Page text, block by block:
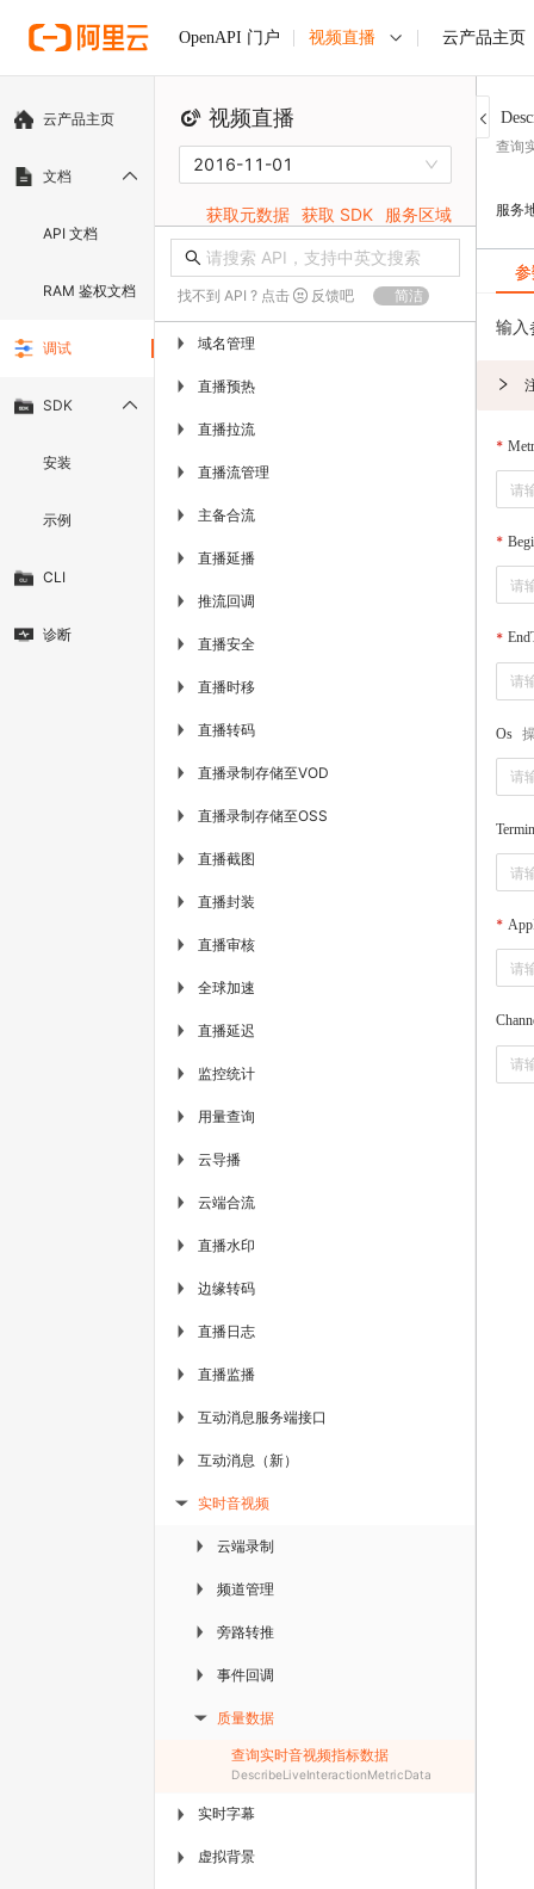
OpenAPI 门户 视频直播 云产品主页
云产品主页
文档
API 文档
RAM 鉴权文档
调试
SDK
安装
示例
CLI
诊断
视频直播
2016-11-01
获取元数据 获取 SDK 服务区域
找不到 API ? 点击 反馈吧 简洁
▶ 域名管理
▶ 直播预热
▶ 直播拉流
▶ 直播流管理
▶ 主备合流
▶ 直播延播
▶ 推流回调
▶ 直播安全
▶ 直播时移
▶ 直播转码
▶ 直播录制存储至VOD
▶ 直播录制存储至OSS
▶ 直播截图
▶ 直播封装
▶ 直播审核
▶ 全球加速
▶ 直播延迟
▶ 监控统计
▶ 用量查询
▶ 云导播
▶ 云端合流
▶ 直播水印
▶ 边缘转码
▶ 直播日志
▶ 直播监播
▶ 互动消息服务端接口
▶ 互动消息（新）
▶ 实时音视频
▶ 云端录制
▶ 频道管理
▶ 旁路转推
▶ 事件回调
▶ 质量数据
查询实时音视频指标数据
DescribeLiveInteractionMetricData
▶ 实时字幕
▶ 虚拟背景
查询
服务
输入
Os